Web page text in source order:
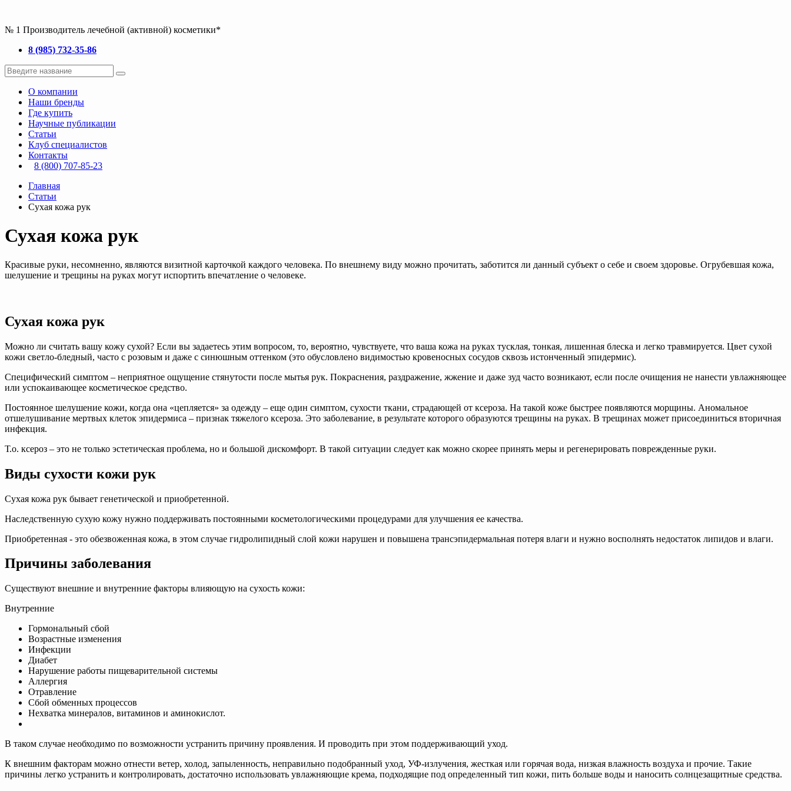
№ 1 Производитель лечебной (активной) косметики*
8 (985) 732-35-86
О компании
Наши бренды
Где купить
Научные публикации
Статьи
Клуб специалистов
Контакты
8 (800) 707-85-23
Главная
Статьи
Сухая кожа рук
Сухая кожа рук
Красивые руки, несомненно, являются визитной карточкой каждого человека. По внешнему виду можно прочитать, заботится ли данный субъект о себе и своем здоровье. Огрубевшая кожа,
шелушение и трещины на руках могут испортить впечатление о человеке.
Сухая кожа рук
Можно ли считать вашу кожу сухой? Если вы задаетесь этим вопросом, то, вероятно, чувствуете, что ваша кожа на руках тусклая, тонкая, лишенная блеска и легко травмируется. Цвет сухой
кожи светло-бледный, часто с розовым и даже с синюшным оттенком (это обусловлено видимостью кровеносных сосудов сквозь истонченный эпидермис).
Специфический симптом – неприятное ощущение стянутости после мытья рук. Покраснения, раздражение, жжение и даже зуд часто возникают, если после очищения не нанести увлажняющее
или успокаивающее косметическое средство.
Постоянное шелушение кожи, когда она «цепляется» за одежду – еще один симптом, сухости ткани, страдающей от ксероза. На такой коже быстрее появляются морщины. Аномальное
отшелушивание мертвых клеток эпидермиса – признак тяжелого ксероза. Это заболевание, в результате которого образуются трещины на руках. В трещинах может присоединиться вторичная
инфекция.
Т.о. ксероз – это не только эстетическая проблема, но и большой дискомфорт. В такой ситуации следует как можно скорее принять меры и регенерировать поврежденные руки.
Виды сухости кожи рук
Сухая кожа рук бывает генетической и приобретенной.
Наследственную сухую кожу нужно поддерживать постоянными косметологическими процедурами для улучшения ее качества.
Приобретенная - это обезвоженная кожа, в этом случае гидролипидный слой кожи нарушен и повышена трансэпидермальная потеря влаги и нужно восполнять недостаток липидов и влаги.
Причины заболевания
Существуют внешние и внутренние факторы влияющую на сухость кожи:
Внутренние
Гормональный сбой
Возрастные изменения
Инфекции
Диабет
Нарушение работы пищеварительной системы
Аллергия
Отравление
Сбой обменных процессов
Нехватка минералов, витаминов и аминокислот.
В таком случае необходимо по возможности устранить причину проявления. И проводить при этом поддерживающий уход.
К внешним факторам можно отнести ветер, холод, запыленность, неправильно подобранный уход, УФ-излучения, жесткая или горячая вода, низкая влажность воздуха и прочие. Такие
причины легко устранить и контролировать, достаточно использовать увлажняющие крема, подходящие под определенный тип кожи, пить больше воды и наносить солнцезащитные средства.